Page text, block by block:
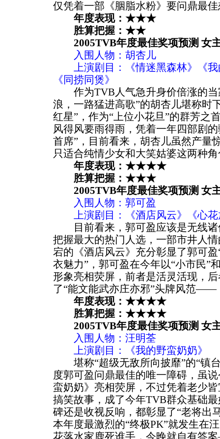
仅凭着一部《胭脂水粉》要问鼎最
年度表现：★★★
胜算把握：★★
2005TVB年度最佳奖项预测 女
入围人物：胡杏儿
上演剧目：《情迷黑森林》《我
《同捞同煲》
作为TVB人气急升身价倍涨的当
浪，一路猛进高歌”的胡杏儿堪称时
红星”，作为“上位小花旦”的群芳之
风得风要雨得雨，凭着一年四部剧
首席”，目前看来，胡杏儿虽然产量
只适合纯情少女和大笑姑婆这两种
年度表现：★★★★
胜算把握：★★★
2005TVB年度最佳奖项预测 女
入围人物：郭可盈
上演剧目：《酒店风云》《心花
目前看来，郭可盈应该是无线诸
把握最大的热门人选，一部市井人
宕的《酒店风云》充分彰显了郭可
衣魅力”，郭可盈在今年以“小市民”
形象亮相荧屏，前者是活灵活现，
了“能文能武亦庄亦邪”头牌风范——
年度表现：★★★★
胜算把握：★★★★
2005TVB年度最佳奖项预测 女
入围人物：汪明荃
上演剧目：《我的野蛮奶奶》
堪称“超级无敌所向披靡”的“镇
度郭可盈问鼎最佳的唯一障碍，虽
蛮奶奶》亮相荧屏，不过凭着老少
搞笑故事，成了今年TVB群众基础
碑还是收视反响，都彰显了“老将出
本年度最激烈的“终极PK”就发生在
花落水家鹿死谁手，今晚就自有答